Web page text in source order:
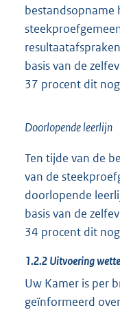
bestandsopname
basis van de
37 procent dit
Doorlopende leerlijn
Ten tijde van de
van de
doorlopende
basis van de
34 procent dit
1.2.2 Uitvoering
Uw Kamer is per
geïnformeerd